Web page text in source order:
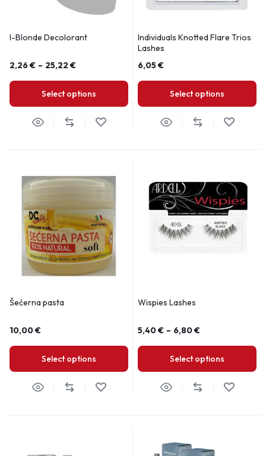
I-Blonde Decolorant
2,26€ – 25,22 €
Select options
Individuals Knotted Flare Trios
Lashes
6,05€
Select options
Šećerna pasta
10,00€
Select options
Wispies Lashes
5,40€ – 6,80€
Select options